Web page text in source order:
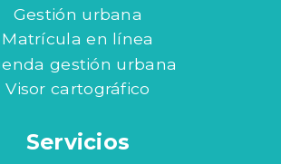
Gestión urbana
Matrícula en línea
gestión urbana
Visor cartográfico
Servicios